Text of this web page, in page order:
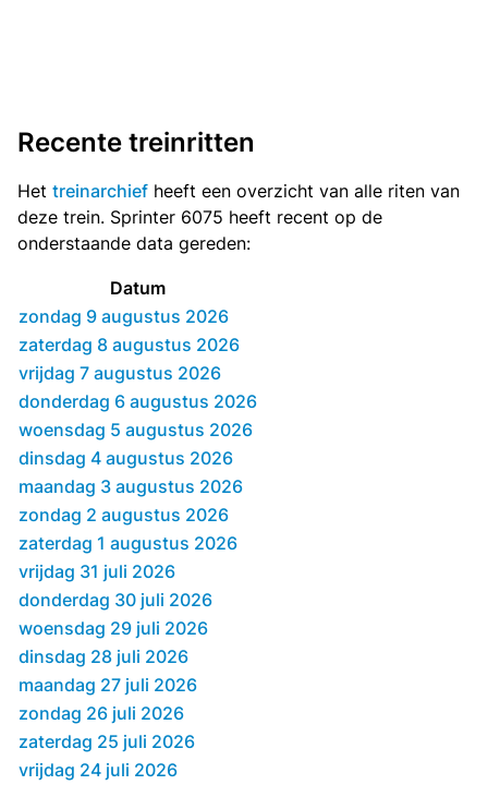
Recente treinritten
Het treinarchief heeft een overzicht van alle riten van
deze trein. Sprinter 6075 heeft recent op de
onderstaande data gereden:
Datum
zondag 9 augustus 2026
zaterdag 8 augustus 2026
vrijdag 7 augustus 2026
donderdag 6 augustus 2026
woensdag 5 augustus 2026
dinsdag 4 augustus 2026
maandag 3 augustus 2026
zondag 2 augustus 2026
zaterdag 1 augustus 2026
vrijdag 31 juli 2026
donderdag 30 juli 2026
woensdag 29 juli 2026
dinsdag 28 juli 2026
maandag 27 juli 2026
zondag 26 juli 2026
zaterdag 25 juli 2026
vrijdag 24 juli 2026